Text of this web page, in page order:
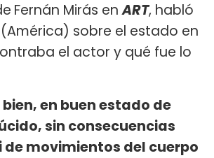
Fernán Mirás enART, habló
(América) sobre el estado en
el actor y qué fue lo
en buen estado de
sin consecuencias
movimientos del cuerpo